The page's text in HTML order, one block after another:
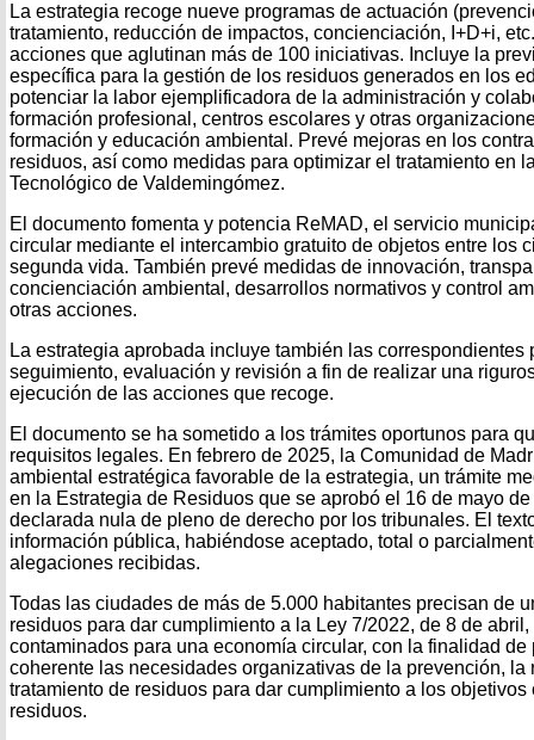
La estrategia recoge nueve programas de actuación
tratamiento, reducción de impactos, concienciación, I+D+i,
acciones que aglutinan más de 100 iniciativas. Incluye la
específica para la gestión de los residuos generados en los
potenciar la labor ejemplificadora de la administración y
formación profesional, centros escolares y otras
formación y educación ambiental. Prevé mejoras en los
residuos, así como medidas para optimizar el tratamiento en
Tecnológico de Valdemingómez.
El documento fomenta y potencia ReMAD, el servicio
circular mediante el intercambio gratuito de objetos entre los
segunda vida. También prevé medidas de innovación,
concienciación ambiental, desarrollos normativos y control
otras acciones.
La estrategia aprobada incluye también las correspondientes
seguimiento, evaluación y revisión a fin de realizar una
ejecución de las acciones que recoge.
El documento se ha sometido a los trámites oportunos para
requisitos legales. En febrero de 2025, la Comunidad de
ambiental estratégica favorable de la estrategia, un trámite
en la Estrategia de Residuos que se aprobó el 16 de mayo
declarada nula de pleno de derecho por los tribunales. El
información pública, habiéndose aceptado, total o
alegaciones recibidas.
Todas las ciudades de más de 5.000 habitantes precisan de
residuos para dar cumplimiento a la Ley 7/2022, de 8 de
contaminados para una economía circular, con la finalidad
coherente las necesidades organizativas de la prevención, la
tratamiento de residuos para dar cumplimiento a los
residuos.